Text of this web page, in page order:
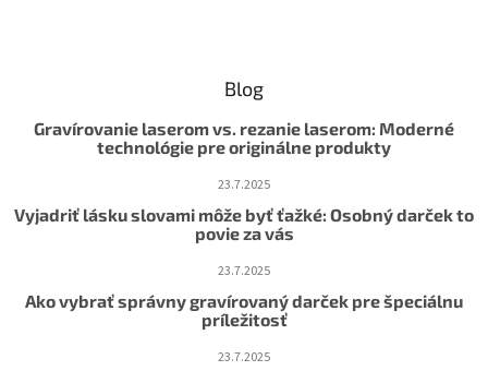
Blog
Gravírovanie laserom vs. rezanie laserom: Moderné
technológie pre originálne produkty
23.7.2025
Vyjadriť lásku slovami môže byť ťažké: Osobný darček to
povie za vás
23.7.2025
Ako vybrať správny gravírovaný darček pre špeciálnu
príležitosť
23.7.2025